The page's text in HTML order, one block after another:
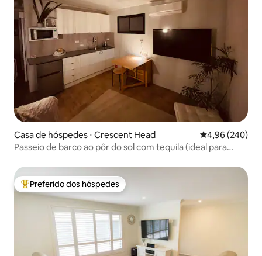
Casa de hóspedes ⋅ Crescent Head 4,96 de uma
4,96 (240)
Passeio de barco ao pôr do sol com tequila (ideal para
Entre os melhores preferidos dos hóspedes
Preferido dos hóspedes